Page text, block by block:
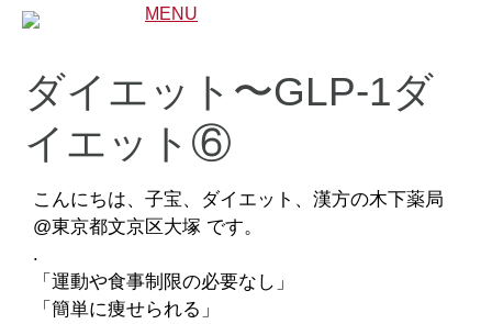
MENU
ダイエット〜GLP-1ダ
イエット⑥
こんにちは、子宝、ダイエット、漢方の木下薬局
@東京都文京区大塚 です。
.
「運動や食事制限の必要なし」
「簡単に痩せられる」